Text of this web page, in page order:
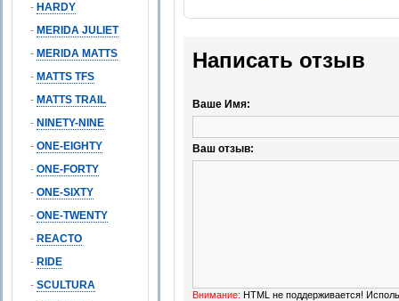
- HARDY
- MERIDA JULIET
- MERIDA MATTS
- MATTS TFS
- MATTS TRAIL
- NINETY-NINE
- ONE-EIGHTY
- ONE-FORTY
- ONE-SIXTY
- ONE-TWENTY
- REACTO
- RIDE
- SCULTURA
Написать отзыв
Ваше Имя:
Ваш отзыв:
Внимание: HTML не поддерживается!